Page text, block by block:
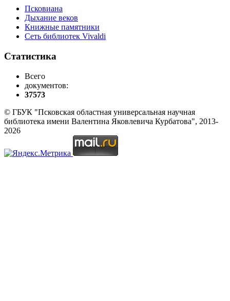
Псковиана
Дыхание веков
Книжные памятники
Сеть библиотек Vivaldi
Статистика
Всего
документов:
37573
© ГБУК "Псковская областная универсальная научная
библиотека имени Валентина Яковлевича Курбатова", 2013-
2026